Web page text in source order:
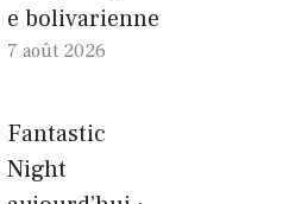
e bolivarienne
7 août 2026
Fantastic
Night